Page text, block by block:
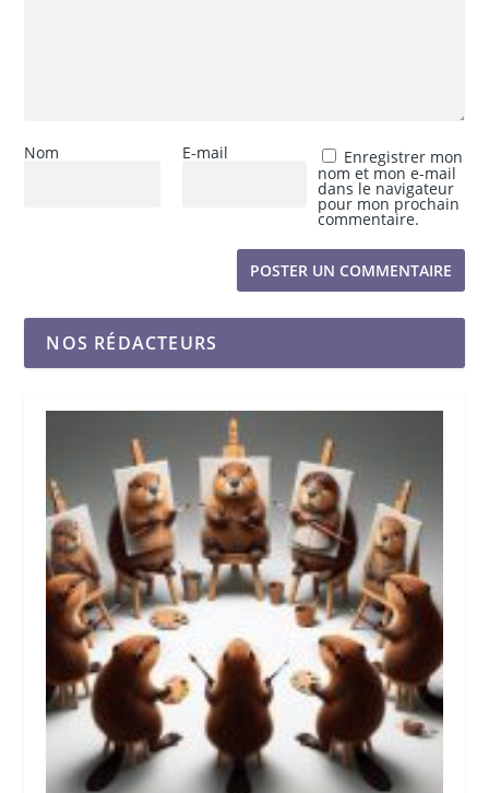
Nom E-mail Enregistrer mon
nom et mon e-mail
dans le navigateur
pour mon prochain
commentaire.
NOS RÉDACTEURS